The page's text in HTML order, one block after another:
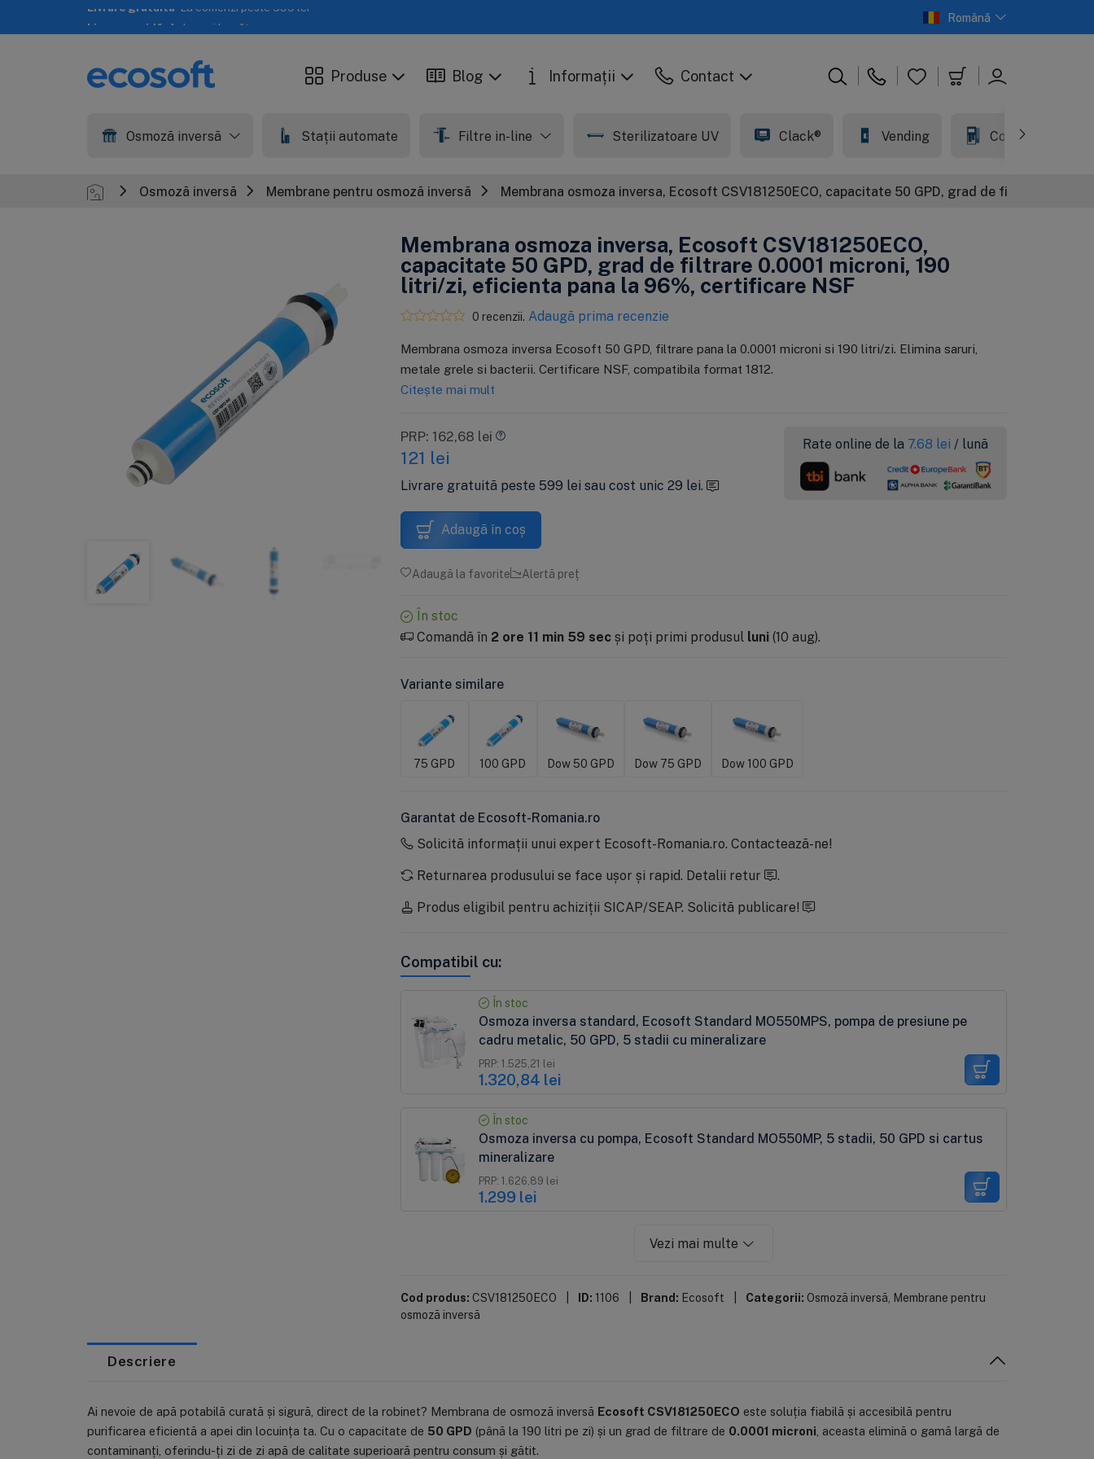
Livrare rapidă A doua zi lucrătoare Română
Produse Blog Informații Contact
Osmoză inversă Stații automate Filtre in-line Sterilizatoare UV Clack® Vending Comercial
Osmoză inversă Membrane pentru osmoză inversă Membrana osmoza inversa, Ecosoft CSV181250ECO, capacitate 50 GPD, grad de filtrare
Membrana osmoza inversa, Ecosoft CSV181250ECO,
capacitate 50 GPD, grad de filtrare 0.0001 microni, 190
litri/zi, eficienta pana la 96%, certificare NSF
0 recenzii. Adaugă prima recenzie
Membrana osmoza inversa Ecosoft 50 GPD, filtrare pana la 0.0001 microni si 190 litri/zi. Elimina saruri,
metale grele si bacterii. Certificare NSF, compatibila format 1812.
Citește mai mult
PRP: 162,68 lei
121 lei
Livrare gratuită peste 599 lei sau cost unic 29 lei.
Adaugă în coș
Rate online de la 7.68 lei / lună
Adaugă la favorite Alertă preț
În stoc
Comandă în 2 ore 11 min 58 secși poți primi produsul luni(10 aug).
Variante similare
75 GPD 100 GPD Dow 50 GPD Dow 75 GPD Dow 100 GPD
Garantat de Ecosoft-Romania.ro
Solicită informații unui expert Ecosoft-Romania.ro. Contactează-ne!
Returnarea produsului se face ușor și rapid. Detalii retur
.
Produs eligibil pentru achiziții SICAP/SEAP. Solicită publicare!
Compatibil cu:
În stoc
Osmoza inversa standard, Ecosoft Standard MO550MPS, pompa de presiune pe
cadru metalic, 50 GPD, 5 stadii cu mineralizare
PRP: 1.525,21 lei
1.320,84 lei
În stoc
Osmoza inversa cu pompa, Ecosoft Standard MO550MP, 5 stadii, 50 GPD si cartus
mineralizare
PRP: 1.626,89 lei
1.299 lei
Vezi mai multe
Cod produs: CSV181250ECO ID: 1106 Brand: Ecosoft Categorii: Osmoză inversă Membrane pentru
osmoză inversă
Descriere
Ai nevoie de apă potabilă curată și sigură, direct de la robinet? Membrana de osmoză inversă Ecosoft CSV181250ECO este soluția fiabilă și accesibilă pentru
purificarea eficientă a apei din locuința ta. Cu o capacitate de 50 GPD (până la 190 litri pe zi) și un grad de filtrare de 0.0001 microni , aceasta elimină o gamă largă de
contaminanți, oferindu-ți zi de zi apă de calitate superioară pentru consum și gătit.